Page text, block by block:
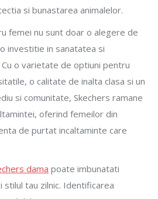
si bunastarea animalelor.
femei nu sunt doar o alegere de
investitie in sanatatea si
o varietate de optiuni pentru
o calitate de inalta clasa si un
si comunitate, Skechers ramane
oferind femeilor din
de purtat incaltaminte care
dama poate imbunatati
tau zilnic. Identificarea